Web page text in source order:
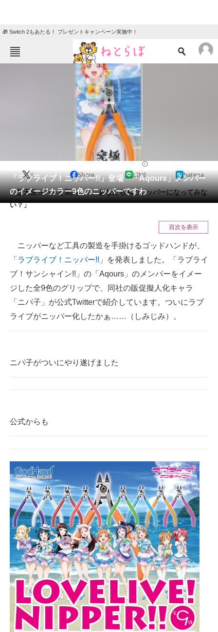
🎁 Switch 2もあたる！ プレゼントキャンペーン実施中！
ニュース
クイズ
地域
教育・育児
リサーチ
会員記事
メディア
スマホと通信の最新トレンド
好きが集まる 比べて選べる
企業ITのトレンドを詳説
ITエンジニア向け専門サイト
企業向けIT製品の総合サイト
IT製品の技術・比較・事例
製造業のIT導入・活用を支援
モノづくり技術者専門サイト
エレクトロニクス専門サイト
電子設計の基本と応用
エネルギーの専門メディア
建設×テクノロジーの最前線
ちょっと気になるネットの話題
「ラブライブ！ニッパー!!」登場 「Aqours」メンバー
のイメージカラー9色のニッパーですわ
X Share LINE hatena
「堕天使ヨハネと契約して、あなたも私のニッパーになってみな
い？」
目次を表示
ニッパーなど工具の製造を手掛けるゴッドハンドが、
「 ラブライブ！ニッパー!! 」を発表しました。「ラブライ
ブ！サンシャイン!!」の「Aqours」のメンバーをイメー
ジした全9色のグリップで、同社の販促擬人化キャラ
「ニパ子」が公式Twitterで紹介しています。ついにラブ
ライブがニッパー化したかぁ……（しみじみ）。
ニパ子がついにやり遂げました
公式からも